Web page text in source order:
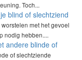
Toch...
blind of slechtziend
met het gevoel
nodig hebben....
andere blinde of
of slechtziende